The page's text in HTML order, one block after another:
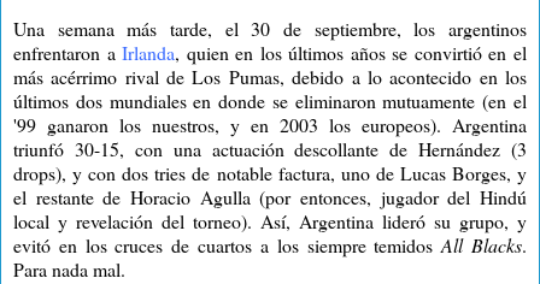
Una semana más tarde, el 30 de septiembre, los argentinos
enfrentaron aIrlanda, quien en los últimos años se convirtió en el
más acérrimo rival de Los Pumas, debido a lo acontecido en los
últimos dos mundiales en donde se eliminaron mutuamente (en el
'99 ganaron los nuestros, y en 2003 los europeos). Argentina
triunfó 30-15, con una actuación descollante de Hernández (3
drops), y con dos tries de notable factura, uno de Lucas Borges, y
el restante de Horacio Agulla (por entonces, jugador del Hindú
local y revelación del torneo). Así, Argentina lideró su grupo, y
evitó en los cruces de cuartos a los siempre temidosAll Blacks.
Para nada mal.